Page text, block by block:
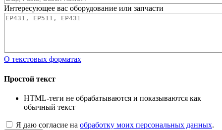
Интересующее вас оборудование или запчасти
О текстовых форматах
Простой текст
HTML-теги не обрабатываются и показываются как
обычный текст
Я даю согласие на обработку моих персональных данных.